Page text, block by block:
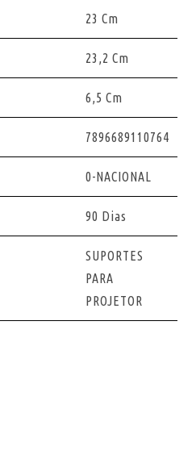
23 Cm
23,2 Cm
6,5 Cm
7896689110764
0-NACIONAL
90 Dias
SUPORTES
PARA
PROJETOR